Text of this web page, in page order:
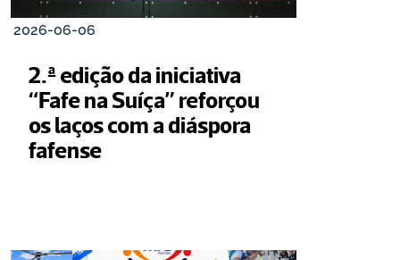
2026-06-06
2.ª edição da iniciativa
“Fafe na Suíça” reforçou
os laços com a diáspora